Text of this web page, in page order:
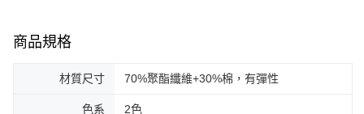
商品規格
材質尺寸 70%聚酯纖維+30%棉，有彈性
色系 2色